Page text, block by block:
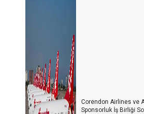
Corendon Airlines ve
Sponsorluk İş Birliği